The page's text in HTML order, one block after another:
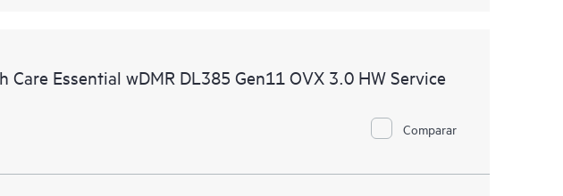
Care Essential wDMR DL385 Gen11 OVX 3.0 HW Service
Comparar